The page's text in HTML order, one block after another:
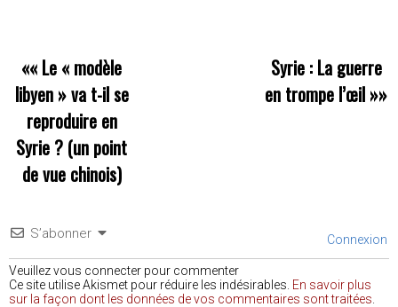
«« Le « modèle
libyen » va t-il se
reproduire en
Syrie ? (un point
de vue chinois)
Syrie : La guerre
en trompe l’œil »»
S’abonner Connexion
Veuillez vous connecter pour commenter
Ce site utilise Akismet pour réduire les indésirables. En savoir plus
sur la façon dont les données de vos commentaires sont traitées